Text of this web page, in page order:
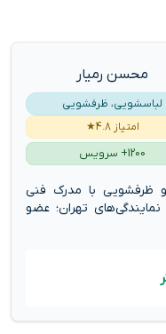
محسن رمیار
لباسشویی، ظرفشویی
امتیاز 4.8★
1200+ سرویس
ظرفشویی با مدرک فنی
تهران؛ عضو